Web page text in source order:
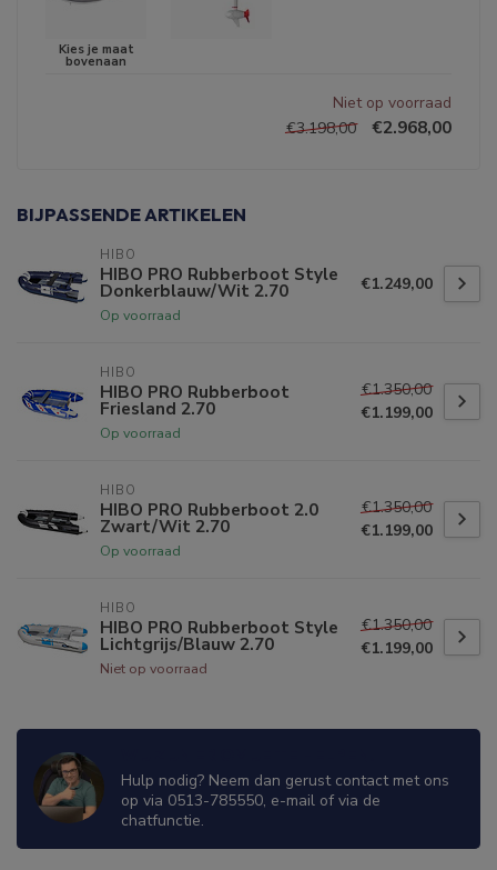
Niet op voorraad
€3.198,00
€2.968,00
BIJPASSENDE ARTIKELEN
HIBO
HIBO PRO Rubberboot Style
Donkerblauw/Wit 2.70
Op voorraad
€1.249,00
HIBO
HIBO PRO Rubberboot
Friesland 2.70
Op voorraad
€1.350,00
€1.199,00
HIBO
HIBO PRO Rubberboot 2.0
Zwart/Wit 2.70
Op voorraad
€1.350,00
€1.199,00
HIBO
HIBO PRO Rubberboot Style
Lichtgrijs/Blauw 2.70
Niet op voorraad
€1.350,00
€1.199,00
Hulp nodig? Neem dan gerust contact met ons
op via 0513-785550, e-mail of via de
chatfunctie.